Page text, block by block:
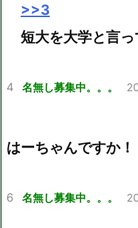
>>3
短大を大学と言
4 名無し募集中。。。
はーちゃんですか
6 名無し募集中。。。